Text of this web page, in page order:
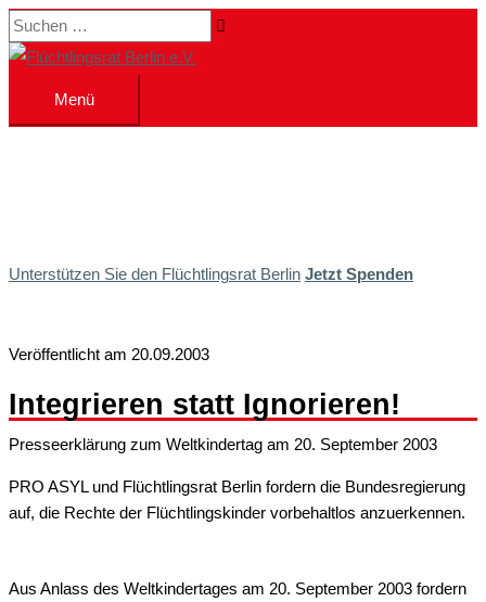
Zum
Inhalt
Suchen …
Menü
Menü
Unterstützen Sie den Flüchtlingsrat Berlin Jetzt Spenden
Veröffentlicht am 20.09.2003
Integrieren statt Ignorieren!
Presseerklärung zum Weltkindertag am 20. September 2003
PRO ASYL und Flüchtlingsrat Berlin fordern die Bundesregierung
auf, die Rechte der Flüchtlingskinder vorbehaltlos anzuerkennen.
Aus Anlass des Weltkindertages am 20. September 2003 fordern